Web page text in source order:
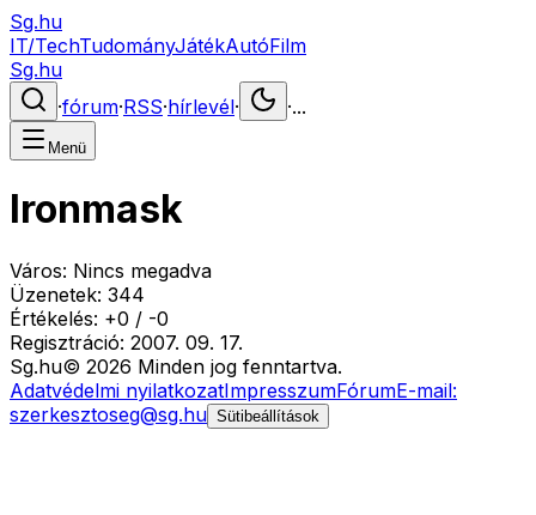
Sg.hu
IT/TechTudományJátékAutóFilm
Sg.hu
·fórum·RSS·hírlevél· ·...
Menü
Ironmask
Város: Nincs megadva
Üzenetek: 344
Értékelés: +0 / -0
Regisztráció: 2007. 09. 17.
Sg.hu© 2026 Minden jog fenntartva.
Adatvédelmi nyilatkozatImpresszumFórumE-mail:
szerkesztoseg@sg.hu Sütibeállítások